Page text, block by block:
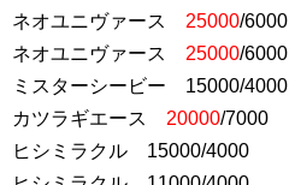
ネオユニヴァース 25000/6000
ネオユニヴァース 25000/6000
ミスターシービー 15000/4000
カツラギエース 20000/7000
ヒシミラクル 15000/4000